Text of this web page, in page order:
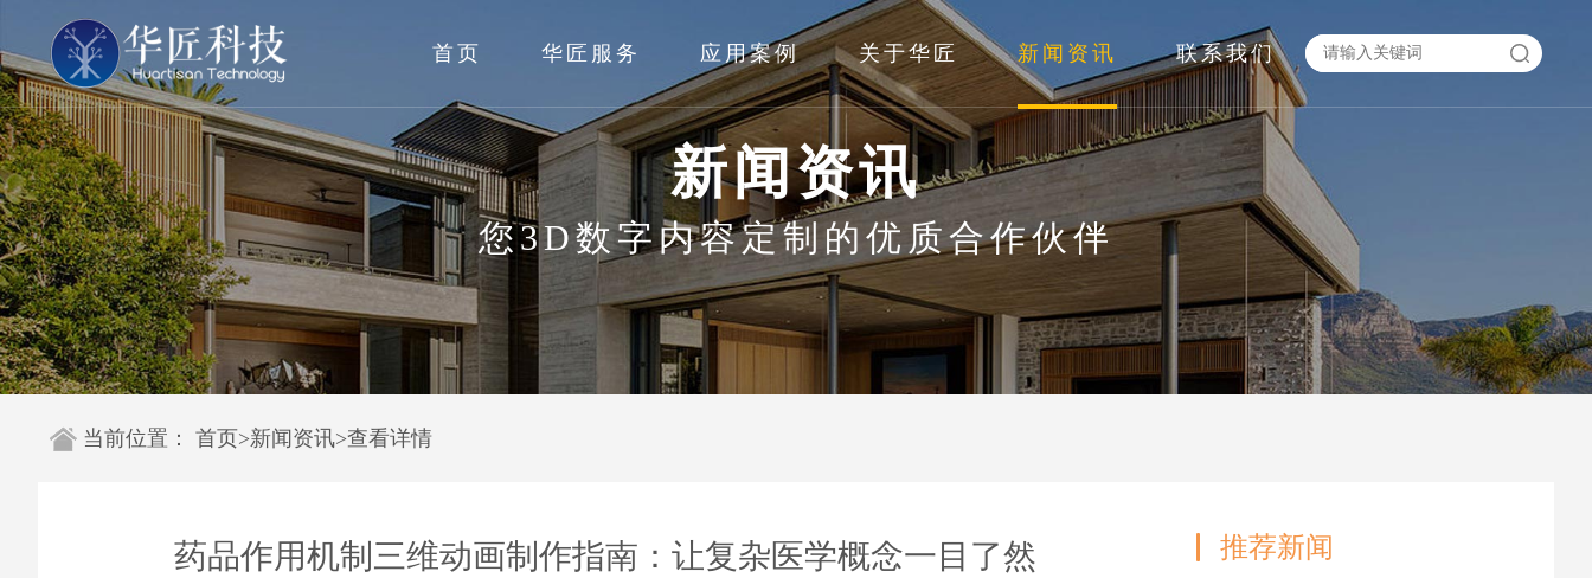
首页 华匠服务 应用案例 关于华匠 新闻资讯 联系我们
新闻资讯
您3D数字内容定制的优质合作伙伴
当前位置： 首页>新闻资讯>查看详情
药品作用机制三维动画制作指南：让复杂医学概念一目了然 推荐新闻